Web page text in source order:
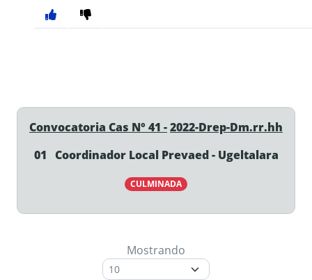
Convocatoria Cas N° 41 -2022-Drep-Dm.rr.hh
01 Coordinador Local Prevaed - Ugeltalara
CULMINADA
Mostrando